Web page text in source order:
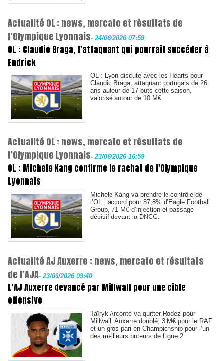
Actualité OL : news, mercato et résultats de
l’Olympique Lyonnais- 24/06/2026 07:59
OL : Claudio Braga, l'attaquant qui pourrait succéder à
Endrick
OL : Lyon discute avec les Hearts pour
Claudio Braga, attaquant portugais de 26
ans auteur de 17 buts cette saison,
valorisé autour de 10 M€.
Actualité OL : news, mercato et résultats de
l’Olympique Lyonnais- 23/06/2026 16:59
OL : Michele Kang confirme le rachat de l'Olympique
Lyonnais
Michele Kang va prendre le contrôle de
l’OL : accord pour 87,8% d’Eagle Football
Group, 71 M€ d’injection et passage
décisif devant la DNCG.
Actualité AJ Auxerre : news, mercato et résultats
de l’AJA- 23/06/2026 09:40
L'AJ Auxerre devancé par Millwall pour une cible
offensive
Taïryk Arconte va quitter Rodez pour
Millwall. Auxerre doublé, 3 M€ pour le RAF
et un gros pari en Championship pour l’un
des meilleurs buteurs de Ligue 2.